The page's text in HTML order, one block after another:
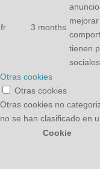
fr 3 months
tienen
Otras cookies
Otras cookies
Otras cookies no
no se han clasificado en
Cookie